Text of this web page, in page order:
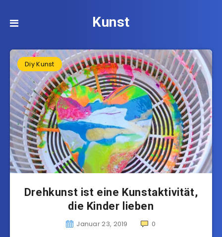
Kunst
Diy Kunst
Drehkunst ist eine Kunstaktivität,
die Kinder lieben
Januar 23, 2019 0